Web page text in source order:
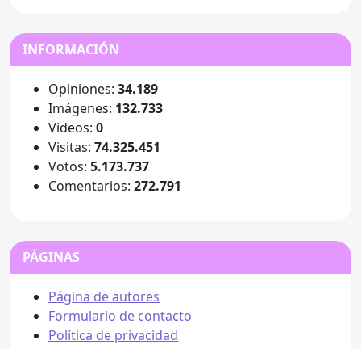
INFORMACIÓN
Opiniones: 34.189
Imágenes: 132.733
Videos: 0
Visitas: 74.325.451
Votos: 5.173.737
Comentarios: 272.791
PÁGINAS
Página de autores
Formulario de contacto
Política de privacidad